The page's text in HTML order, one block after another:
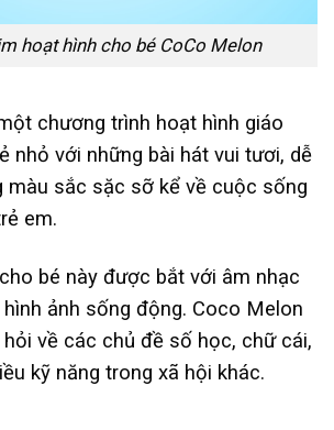
hoạt hình cho bé CoCo Melon
chương trình hoạt hình giáo
nhỏ với những bài hát vui tươi, dễ
màu sắc sặc sỡ kể về cuộc sống
em.
bé này được bắt với âm nhạc
ảnh sống động. Coco Melon
về các chủ đề số học, chữ cái,
kỹ năng trong xã hội khác.